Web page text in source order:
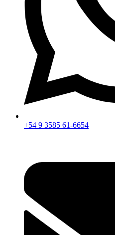
+54 9 3585 61-6654